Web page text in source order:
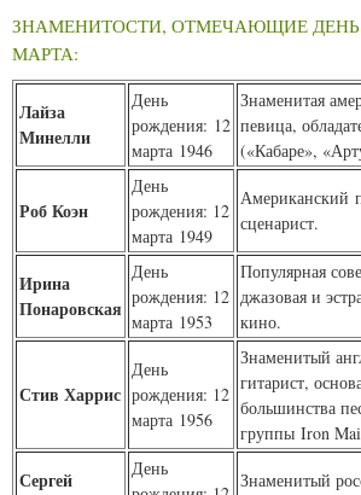
ЗНАМЕНИТОСТИ, ОТМЕЧАЮЩИЕ ДЕНЬ
МАРТА:
Лайза
Минелли
День
рождения: 12
марта 1946
Знаменитая
певица,
(«Кабаре»,
Роб Коэн
День
рождения: 12
марта 1949
Американский
сценарист.
Ирина
Понаровская
День
рождения: 12
марта 1953
Популярная
джазовая и
кино.
Стив Харрис
День
рождения: 12
марта 1956
Знаменитый
гитарист,
большинства
группы Iron
Сергей
День
Знаменитый